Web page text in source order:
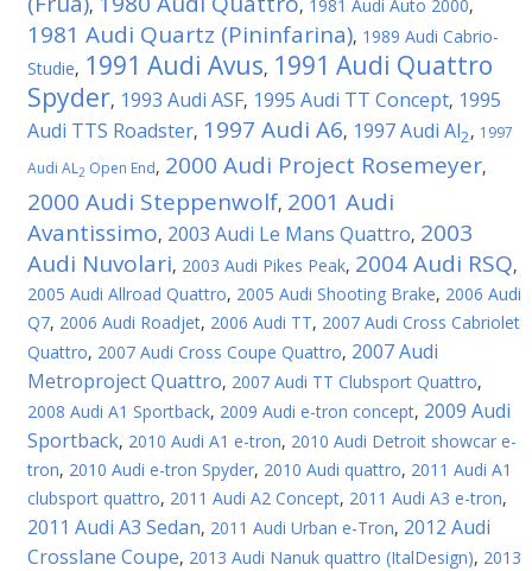
, , 1981 Audi Auto 2000,
1981 Audi Quartz (Pininfarina), 1989 Audi Cabrio-
Studie, 1991 Audi Avus, 1991 Audi Quattro
Spyder, 1993 Audi ASF, 1995 Audi TT Concept, 1995
Audi TTS Roadster, 1997 Audi A6, 1997 Audi Al2, 1997
Audi AL2 Open End, 2000 Audi Project Rosemeyer,
2000 Audi Steppenwolf, 2001 Audi
Avantissimo, 2003 Audi Le Mans Quattro, 2003
Audi Nuvolari, 2003 Audi Pikes Peak, 2004 Audi RSQ,
2005 Audi Allroad Quattro, 2005 Audi Shooting Brake, 2006 Audi
Q7, 2006 Audi Roadjet, 2006 Audi TT, 2007 Audi Cross Cabriolet
Quattro, 2007 Audi Cross Coupe Quattro, 2007 Audi
Metroproject Quattro, 2007 Audi TT Clubsport Quattro,
2008 Audi A1 Sportback, 2009 Audi e-tron concept, 2009 Audi
Sportback, 2010 Audi A1 e-tron, 2010 Audi Detroit showcar e-
tron, 2010 Audi e-tron Spyder, 2010 Audi quattro, 2011 Audi A1
clubsport quattro, 2011 Audi A2 Concept, 2011 Audi A3 e-tron,
2011 Audi A3 Sedan, 2011 Audi Urban e-Tron, 2012 Audi
Crosslane Coupe, 2013 Audi Nanuk quattro (ItalDesign), 2013